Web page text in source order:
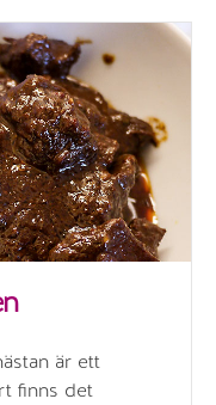
är ett
finns det